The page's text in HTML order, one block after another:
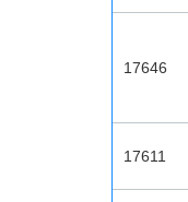
17646
17611